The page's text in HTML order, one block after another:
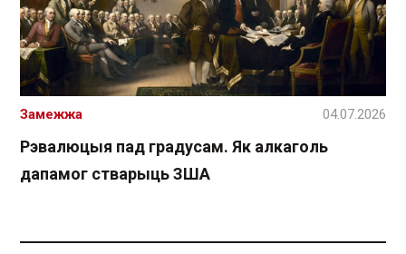
Рэвалюцыя пад градусам. Як алкаголь
дапамог стварыць ЗША
Замежжа 04.07.2026